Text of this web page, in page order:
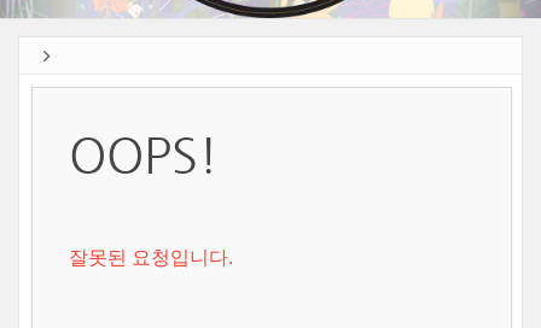
OOPS!
잘못된 요청입니다.